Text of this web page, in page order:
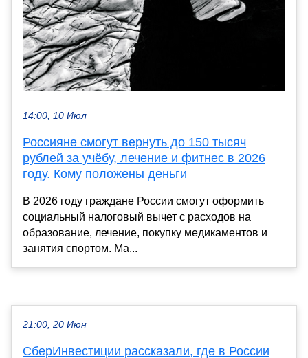
14:00, 10 Июл
Россияне смогут вернуть до 150 тысяч
рублей за учёбу, лечение и фитнес в 2026
году. Кому положены деньги
В 2026 году граждане России смогут оформить
социальный налоговый вычет с расходов на
образование, лечение, покупку медикаментов и
занятия спортом. Ма...
21:00, 20 Июн
СберИнвестиции рассказали, где в России